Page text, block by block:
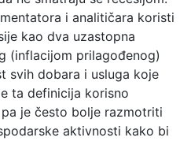
i analitičara koristi
kao dva uzastopna
(inflacijom prilagođenog)
svih dobara i usluga koje
ta definicija korisno
je često bolje razmotriti
aktivnosti kako bi